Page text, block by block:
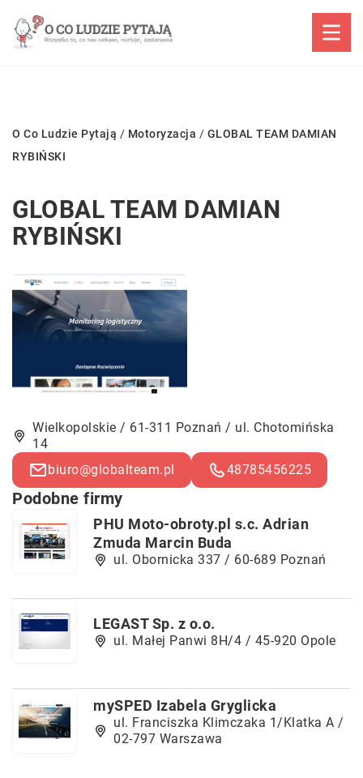
O Co Ludzie Pytają / Motoryzacja / GLOBAL TEAM DAMIAN
RYBIŃSKI
GLOBAL TEAM DAMIAN
RYBIŃSKI
Wielkopolskie / 61-311 Poznań / ul. Chotomińska
14
biuro@globalteam.pl
48785456225
Podobne firmy
PHU Moto-obroty.pl s.c. Adrian
Zmuda Marcin Buda
ul. Obornicka 337 / 60-689 Poznań
LEGAST Sp. z o.o.
ul. Małej Panwi 8H/4 / 45-920 Opole
mySPED Izabela Gryglicka
ul. Franciszka Klimczaka 1/Klatka A /
02-797 Warszawa